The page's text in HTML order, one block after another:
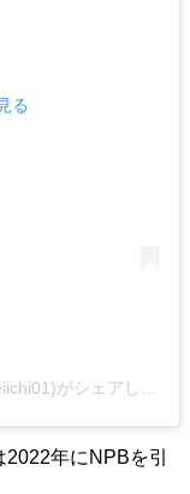
る
年にNPBを引